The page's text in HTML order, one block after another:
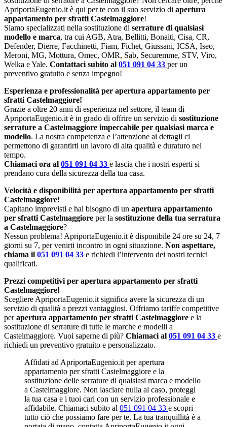
ApriportaEugenio.it è qui per te con il suo servizio di apertura
appartamento per sfratti Castelmaggiore!
Siamo specializzati nella sostituzione di serrature di qualsiasi
modello e marca, tra cui AGB, Atra, Bellitti, Bonaiti, Cisa, CR,
Defender, Dierre, Facchinetti, Fiam, Fichet, Giussani, ICSA, Iseo,
Meroni, MG, Mottura, Omec, OMR, Sab, Securemme, STV, Viro,
Welka e Yale. Contattaci subito al 051 091 04 33 per un
preventivo gratuito e senza impegno!
Esperienza e professionalità per apertura appartamento per
sfratti Castelmaggiore!
Grazie a oltre 20 anni di esperienza nel settore, il team di
ApriportaEugenio.it è in grado di offrire un servizio di sostituzione
serrature a Castelmaggiore impeccabile per qualsiasi marca e
modello. La nostra competenza e l’attenzione ai dettagli ci
permettono di garantirti un lavoro di alta qualità e duraturo nel
tempo.
Chiamaci ora al 051 091 04 33 e lascia che i nostri esperti si
prendano cura della sicurezza della tua casa.
Velocità e disponibilità per apertura appartamento per sfratti
Castelmaggiore!
Capitano imprevisti e hai bisogno di un apertura appartamento
per sfratti Castelmaggiore per la sostituzione della tua serratura
a Castelmaggiore?
Nessun problema! ApriportaEugenio.it è disponibile 24 ore su 24, 7
giorni su 7, per venirti incontro in ogni situazione. Non aspettare,
chiama il 051 091 04 33 e richiedi l’intervento dei nostri tecnici
qualificati.
Prezzi competitivi per apertura appartamento per sfratti
Castelmaggiore!
Scegliere ApriportaEugenio.it significa avere la sicurezza di un
servizio di qualità a prezzi vantaggiosi. Offriamo tariffe competitive
perapertura appartamento per sfratti Castelmaggiore e la
sostituzione di serrature di tutte le marche e modelli a
Castelmaggiore. Vuoi saperne di più? Chiamaci al 051 091 04 33 e
richiedi un preventivo gratuito e personalizzato.
Affidati ad ApriportaEugenio.it per apertura
appartamento per sfratti Castelmaggiore e la
sostituzione delle serrature di qualsiasi marca e modello
a Castelmaggiore. Non lasciare nulla al caso, proteggi
la tua casa e i tuoi cari con un servizio professionale e
affidabile. Chiamaci subito al 051 091 04 33 e scopri
tutto ciò che possiamo fare per te. La tua tranquillità è a